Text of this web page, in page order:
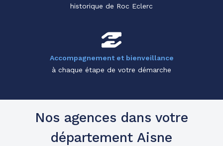
historique de Roc Eclerc
Accompagnement et bienveillance
à chaque étape de votre démarche
Nos agences dans votre
département Aisne